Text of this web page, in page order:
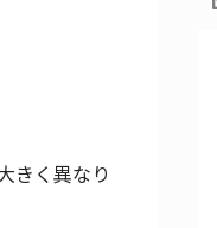
きく異なり